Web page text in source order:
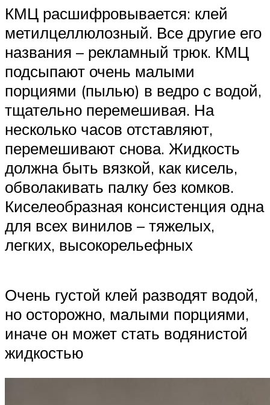
КМЦ расшифровывается: клей
метилцеллюлозный. Все другие его
названия – рекламный трюк. КМЦ
подсыпают очень малыми
порциями (пылью) в ведро с водой,
тщательно перемешивая. На
несколько часов отставляют,
перемешивают снова. Жидкость
должна быть вязкой, как кисель,
обволакивать палку без комков.
Киселеобразная консистенция одна
для всех винилов – тяжелых,
легких, высокорельефных
Очень густой клей разводят водой,
но осторожно, малыми порциями,
иначе он может стать водянистой
жидкостью